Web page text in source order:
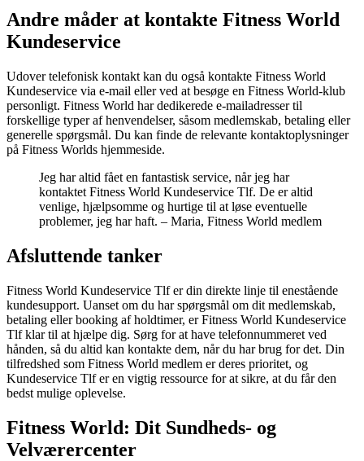
Andre måder at kontakte Fitness World
Kundeservice
Udover telefonisk kontakt kan du også kontakte Fitness World
Kundeservice via e-mail eller ved at besøge en Fitness World-klub
personligt. Fitness World har dedikerede e-mailadresser til
forskellige typer af henvendelser, såsom medlemskab, betaling eller
generelle spørgsmål. Du kan finde de relevante kontaktoplysninger
på Fitness Worlds hjemmeside.
Jeg har altid fået en fantastisk service, når jeg har
kontaktet Fitness World Kundeservice Tlf. De er altid
venlige, hjælpsomme og hurtige til at løse eventuelle
problemer, jeg har haft. – Maria, Fitness World medlem
Afsluttende tanker
Fitness World Kundeservice Tlf er din direkte linje til enestående
kundesupport. Uanset om du har spørgsmål om dit medlemskab,
betaling eller booking af holdtimer, er Fitness World Kundeservice
Tlf klar til at hjælpe dig. Sørg for at have telefonnummeret ved
hånden, så du altid kan kontakte dem, når du har brug for det. Din
tilfredshed som Fitness World medlem er deres prioritet, og
Kundeservice Tlf er en vigtig ressource for at sikre, at du får den
bedst mulige oplevelse.
Fitness World: Dit Sundheds- og
Velværercenter